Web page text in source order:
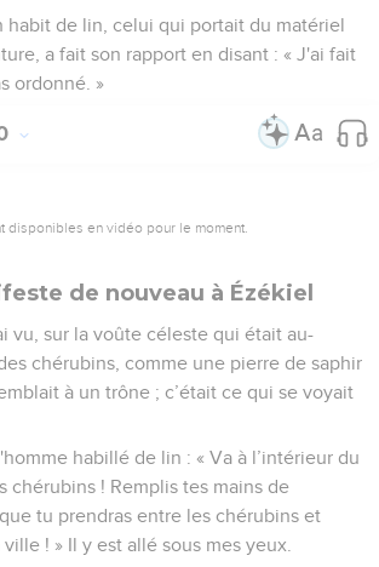
habit de lin, celui qui portait du matériel
a fait son rapport en disant : « J'ai fait
ordonné. »
disponibles en vidéo pour le moment.
de nouveau à Ézékiel
vu, sur la voûte céleste qui était au-
chérubins, comme une pierre de saphir
à un trône ; c’était ce qui se voyait
habillé de lin : « Va à l’intérieur du
chérubins ! Remplis tes mains de
tu prendras entre les chérubins et
! » Il y est allé sous mes yeux.